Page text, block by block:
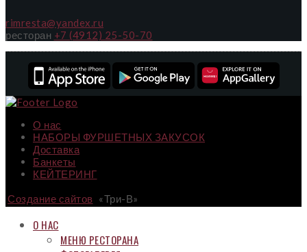
rimresta@yandex.ru
ресторан +7 (4912) 25-50-70
О нас
НАБОРЫ ФУРШЕТНЫХ ЗАКУСОК
Доставка
Банкеты
КЕЙТЕРИНГ
Создание сайтов «Три-В»
О НАС
МЕНЮ РЕСТОРАНА